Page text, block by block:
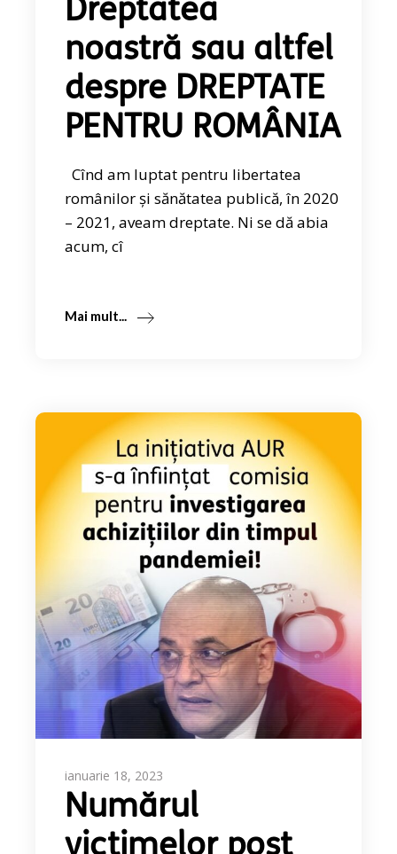
Dreptatea
noastră sau altfel
despre DREPTATE
PENTRU ROMÂNIA
Cînd am luptat pentru libertatea
românilor și sănătatea publică, în 2020
– 2021, aveam dreptate. Ni se dă abia
acum, cî
Mai mult...
ianuarie 18, 2023
Numărul